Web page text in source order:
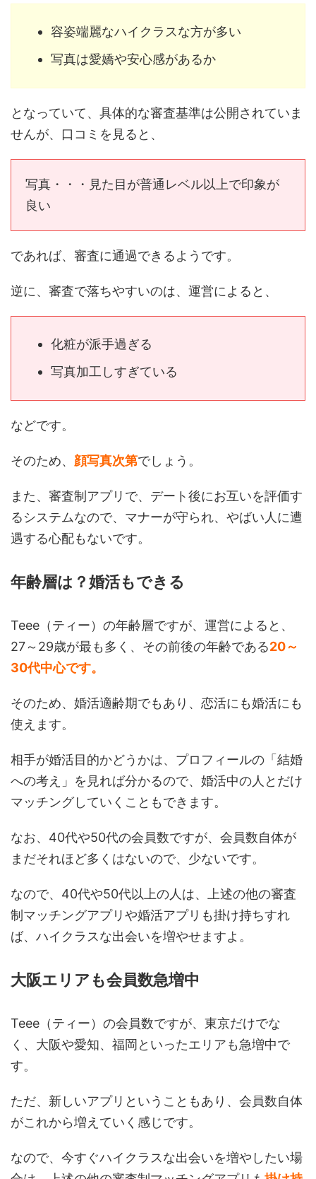
容姿端麗なハイクラスな方が多い
写真は愛嬌や安心感があるか
となっていて、具体的な審査基準は公開されていま
せんが、口コミを見ると、
写真・・・見た目が普通レベル以上で印象が
良い
であれば、審査に通過できるようです。
逆に、審査で落ちやすいのは、運営によると、
化粧が派手過ぎる
写真加工しすぎている
などです。
そのため、 顔写真次第でしょう。
また、審査制アプリで、デート後にお互いを評価す
るシステムなので、マナーが守られ、やばい人に遭
遇する心配もないです。
年齢層は？婚活もできる
Teee（ティー）の年齢層ですが、運営によると、
27～29歳が最も多く、その前後の年齢である20～
30代中心です。
そのため、婚活適齢期でもあり、恋活にも婚活にも
使えます。
相手が婚活目的かどうかは、プロフィールの「結婚
への考え」を見れば分かるので、婚活中の人とだけ
マッチングしていくこともできます。
なお、40代や50代の会員数ですが、会員数自体が
まだそれほど多くはないので、少ないです。
なので、40代や50代以上の人は、上述の他の審査
制マッチングアプリや婚活アプリも掛け持ちすれ
ば、ハイクラスな出会いを増やせますよ。
大阪エリアも会員数急増中
Teee（ティー）の会員数ですが、東京だけでな
く、大阪や愛知、福岡といったエリアも急増中で
す。
ただ、新しいアプリということもあり、会員数自体
がこれから増えていく感じです。
なので、今すぐハイクラスな出会いを増やしたい場